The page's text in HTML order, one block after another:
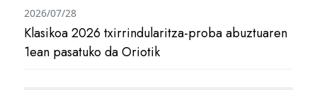
Klasikoa 2026 txirrindularitza-proba abuztuaren
1ean pasatuko da Oriotik
2026/07/28